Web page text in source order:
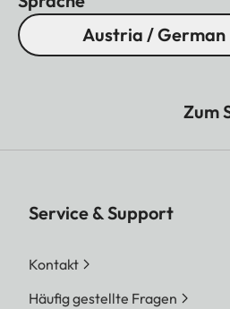
Austria / German
Zum
Service & Support
Kontakt
Häufig gestellte Fragen